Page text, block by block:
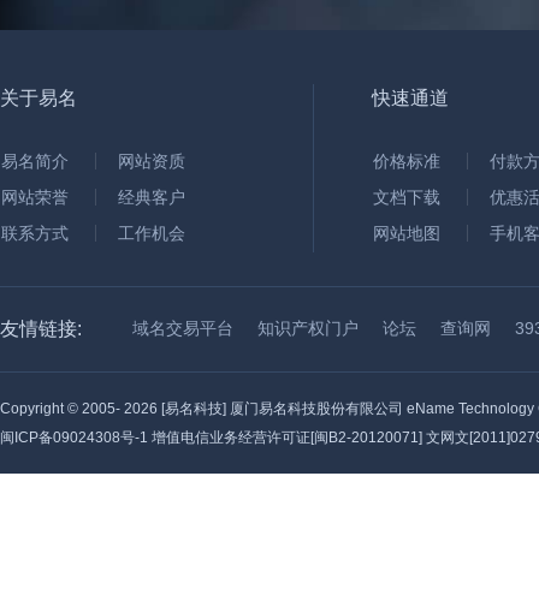
关于易名
易名简介
网站资质
网站荣誉
经典客户
联系方式
工作机会
快速通道
价格标准
付款
文档下载
优惠
网站地图
手机
友情链接: 域名交易平台 知识产权门户 论坛 查询网
Copyright © 2005- 2026 [易名科技] 厦门易名科技股份有限公司 eName Technology
闽ICP备09024308号-1 增值电信业务经营许可证[闽B2-20120071] 文网文